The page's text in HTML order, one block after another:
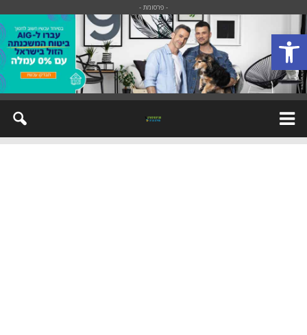
פתח סרגל נגישות
- פרסומת -